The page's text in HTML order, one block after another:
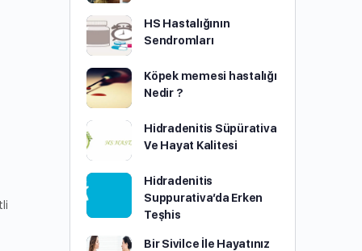
HS Hastalığının
Sendromları
Köpek memesi hastalığı
Nedir ?
Hidradenitis Süpürativa
Ve Hayat Kalitesi
Hidradenitis
Suppurativa’da Erken
Teşhis
Bir Sivilce İle Hayatınız